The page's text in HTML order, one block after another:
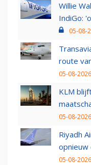
Willie
IndiGo:
05-08-
route
05-08-
KLM
05-08-
Riyadh
opnieuw
05-08-